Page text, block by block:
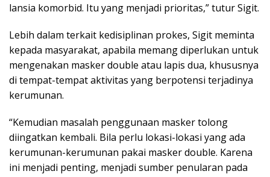
lansia komorbid. Itu yang menjadi prioritas,” tutur Sigit.
Lebih dalam terkait kedisiplinan prokes, Sigit meminta
kepada masyarakat, apabila memang diperlukan untuk
mengenakan masker double atau lapis dua, khususnya
di tempat-tempat aktivitas yang berpotensi terjadinya
kerumunan.
“Kemudian masalah penggunaan masker tolong
diingatkan kembali. Bila perlu lokasi-lokasi yang ada
kerumunan-kerumunan pakai masker double. Karena
ini menjadi penting, menjadi sumber penularan pada